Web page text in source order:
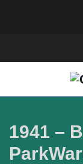
1941 –